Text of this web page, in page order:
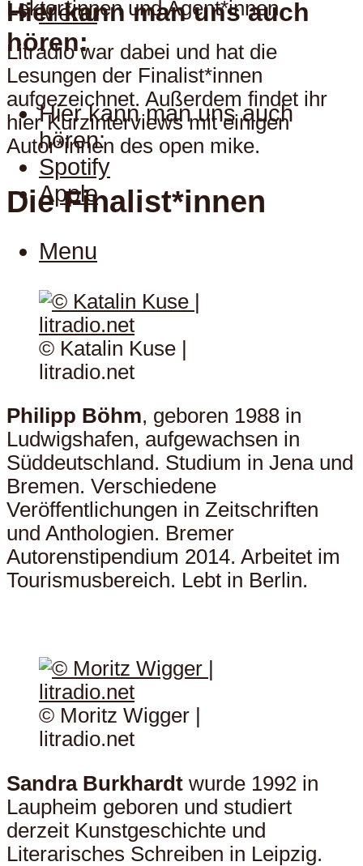
Menu
Hier kann man uns auch
hören:
Hier kann man uns auch
hören:
Spotify
Apple
Menu
Lektor*innen und Agent*innen.
Litradio war dabei und hat die
Lesungen der Finalist*innen
aufgezeichnet. Außerdem findet ihr
hier Kurzinterviews mit einigen
Autor*innen des open mike.
Die Finalist*innen
© Katalin Kuse |
litradio.net
Philipp Böhm, geboren 1988 in
Ludwigshafen, aufgewachsen in
Süddeutschland. Studium in Jena und
Bremen. Verschiedene
Veröffentlichungen in Zeitschriften
und Anthologien. Bremer
Autorenstipendium 2014. Arbeitet im
Tourismusbereich. Lebt in Berlin.
© Moritz Wigger |
litradio.net
Sandra Burkhardt wurde 1992 in
Laupheim geboren und studiert
derzeit Kunstgeschichte und
Literarisches Schreiben in Leipzig.